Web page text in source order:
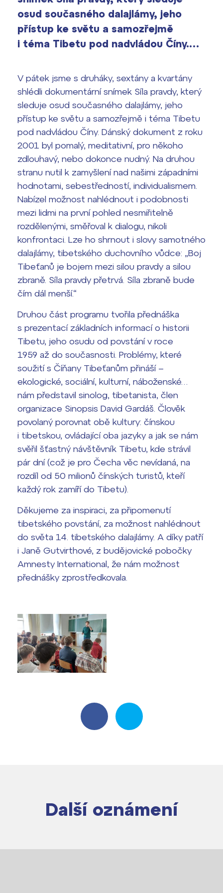
Výsledky 1. kola přijímacího řízení
Maturitní zkoušky
FOCUSing
Zahraniční stipendia
ČAG studentský
Maturitní témata
Pomoc! Mám problém!
Harmonogram školního roku
Termíny maturit
Bakaláři
Office 365
osud současného dalajlámy, jeho
přístup ke světu a samozřejmě
i téma Tibetu pod nadvládou Číny.…
V pátek jsme s druháky, sextány a kvartány
shlédli dokumentární snímek Síla pravdy, který
sleduje osud současného dalajlámy, jeho
přístup ke světu a samozřejmě i téma Tibetu
pod nadvládou Číny. Dánský dokument z roku
2001 byl pomalý, meditativní, pro někoho
zdlouhavý, nebo dokonce nudný. Na druhou
stranu nutil k zamyšlení nad našimi západními
hodnotami, sebestředností, individualismem.
Nabízel možnost nahlédnout i podobnosti
mezi lidmi na první pohled nesmiřitelně
rozdělenými, směřoval k dialogu, nikoli
konfrontaci. Lze ho shrnout i slovy samotného
dalajlámy, tibetského duchovního vůdce: „Boj
Tibeťanů je bojem mezi silou pravdy a silou
zbraně. Síla pravdy přetrvá. Síla zbraně bude
čím dál menší.“
Druhou část programu tvořila přednáška
s prezentací základních informací o historii
Tibetu, jeho osudu od povstání v roce
1959 až do současnosti. Problémy, které
soužití s Číňany Tibeťanům přináší –
ekologické, sociální, kulturní, náboženské…
nám představil sinolog, tibetanista, člen
organizace Sinopsis David Gardáš. Člověk
povolaný porovnat obě kultury: čínskou
i tibetskou, ovládající oba jazyky a jak se nám
svěřil šťastný návštěvník Tibetu, kde strávil
pár dní (což je pro Čecha věc nevídaná, na
rozdíl od 50 milionů čínských turistů, kteří
každý rok zamíří do Tibetu).
Děkujeme za inspiraci, za připomenutí
tibetského povstání, za možnost nahlédnout
do světa 14. tibetského dalajlámy. A díky patří
i Janě Gutvirthové, z budějovické pobočky
Amnesty International, že nám možnost
přednášky zprostředkovala.
Další oznámení